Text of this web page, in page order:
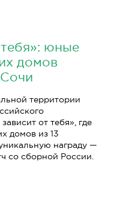
юные
домов
территории
от тебя», где
домов из 13
награду —
со сборной России.